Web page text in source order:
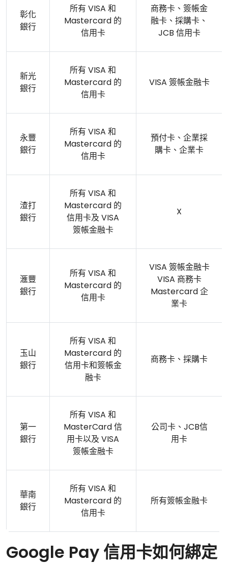
彰化
銀行
所有 VISA 和
Mastercard 的
信用卡
商務卡、簽帳金
融卡、採購卡、
JCB 信用卡
新光
銀行
所有 VISA 和
Mastercard 的
信用卡
VISA 簽帳金融卡
永豐
銀行
所有 VISA 和
Mastercard 的
信用卡
預付卡、企業採
購卡、企業卡
渣打
銀行
所有 VISA 和
Mastercard 的
信用卡及 VISA
簽帳金融卡
X
滙豐
銀行
所有 VISA 和
Mastercard 的
信用卡
VISA 簽帳金融卡
VISA 商務卡
Mastercard 企
業卡
玉山
銀行
所有 VISA 和
Mastercard 的
信用卡和簽帳金
融卡
商務卡、採購卡
第一
銀行
所有 VISA 和
MasterCard 信
用卡以及 VISA
簽帳金融卡
公司卡、JCB信
用卡
華南
銀行
所有 VISA 和
Mastercard 的
信用卡
所有簽帳金融卡
Google Pay 信用卡如何綁定